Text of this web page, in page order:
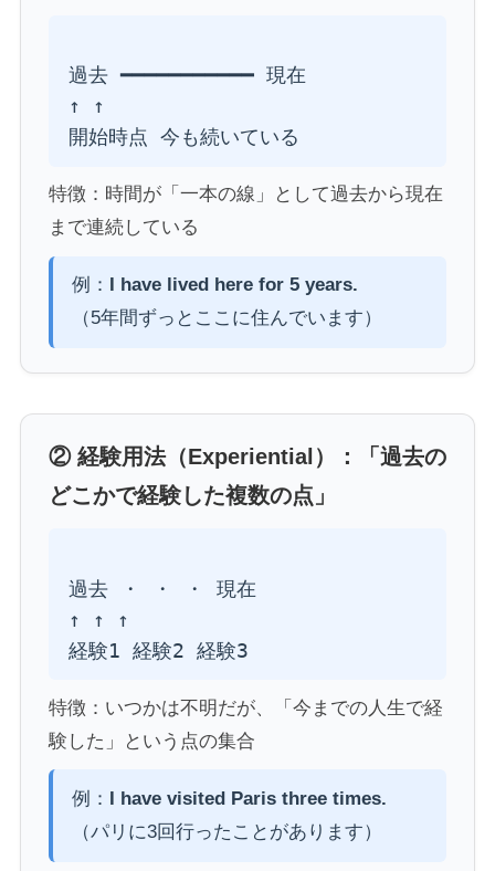
過去 ━━━━━━━━━━━ 現在
↑ ↑
特徴：時間が「一本の線」として過去から現在
まで連続している
例：
I have lived here for 5 years.
（5年間ずっとここに住んでいます）
② 経験用法（Experiential）：「過去の
どこかで経験した複数の点」
過去 ・ ・ ・ 現在
↑ ↑ ↑
特徴：いつかは不明だが、「今までの人生で経
験した」という点の集合
例： I have visited Paris three times.
（パリに3回行ったことがあります）